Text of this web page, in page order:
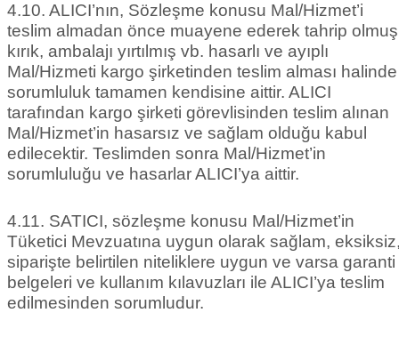
4.10. ALICI’nın, Sözleşme konusu Mal/Hizmet’i
teslim almadan önce muayene ederek tahrip
kırık, ambalajı yırtılmış vb. hasarlı ve ayıplı
Mal/Hizmeti kargo şirketinden teslim alması halinde
sorumluluk tamamen kendisine aittir. ALICI
tarafından kargo şirketi görevlisinden teslim alınan
Mal/Hizmet’in hasarsız ve sağlam olduğu kabul
edilecektir. Teslimden sonra Mal/Hizmet’in
sorumluluğu ve hasarlar ALICI’ya aittir.
4.11. SATICI, sözleşme konusu Mal/Hizmet’in
Tüketici Mevzuatına uygun olarak sağlam,
siparişte belirtilen niteliklere uygun ve varsa garanti
belgeleri ve kullanım kılavuzları ile ALICI’ya teslim
edilmesinden sorumludur.